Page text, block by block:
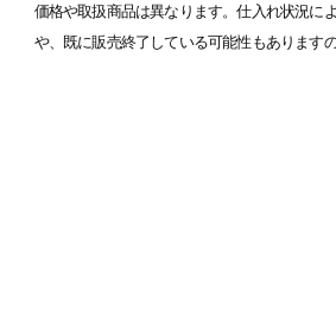
価格や取扱商品は異なります。仕入れ状況に
や、既に販売終了している可能性もあります